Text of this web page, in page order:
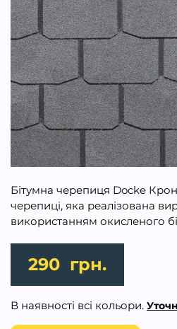
Бітумна черепиця Docke
черепиці, яка реалізована
використанням окисленого
290 грн.
В наявності всі кольори.